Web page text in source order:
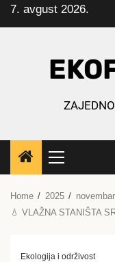
Skip
to
7. avgust 2026.
Primary
Menu
Home 2025 novembar
💧 VLAŽNA STANIŠTA
Ekologija i održivost